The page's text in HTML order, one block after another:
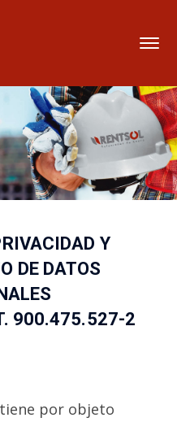
Y
DE DATOS
900.475.527-2
por objeto